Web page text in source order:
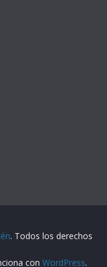
. Todos los derechos
con WordPress.